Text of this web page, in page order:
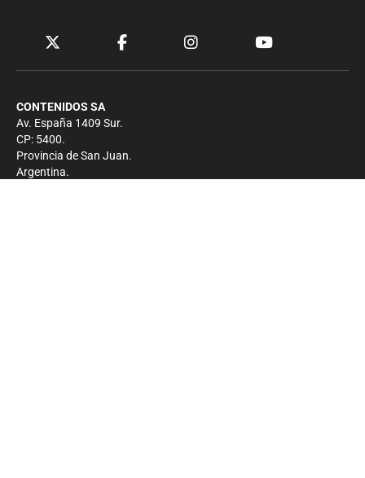
CONTENIDOS SA
Av. España 1409 Sur.
CP: 5400.
Provincia de San Juan.
Argentina.